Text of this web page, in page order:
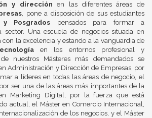
y dirección en las diferentes áreas de
, pone a disposición de sus estudiantes
y Posgrados pensados para formar a
sector. Una escuela de negocios situada en
la excelencia y estando a la vanguardia de
en los entornos profesional y
nuestros Másteres más demandados se
Administración y Dirección de Empresas, por
a líderes en todas las áreas de negocio, el
ser una de las áreas más importantes de la
Marketing Digital, por la fuerza que está
actual, el Máster en Comercio Internacional,
de los negocios, y el Máster